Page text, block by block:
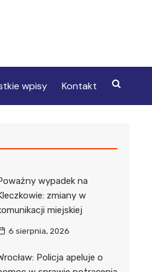
wpisy Kontakt
wypadek na
zmiany w
miejskiej
6 sierpnia, 2026
Policja apeluje o